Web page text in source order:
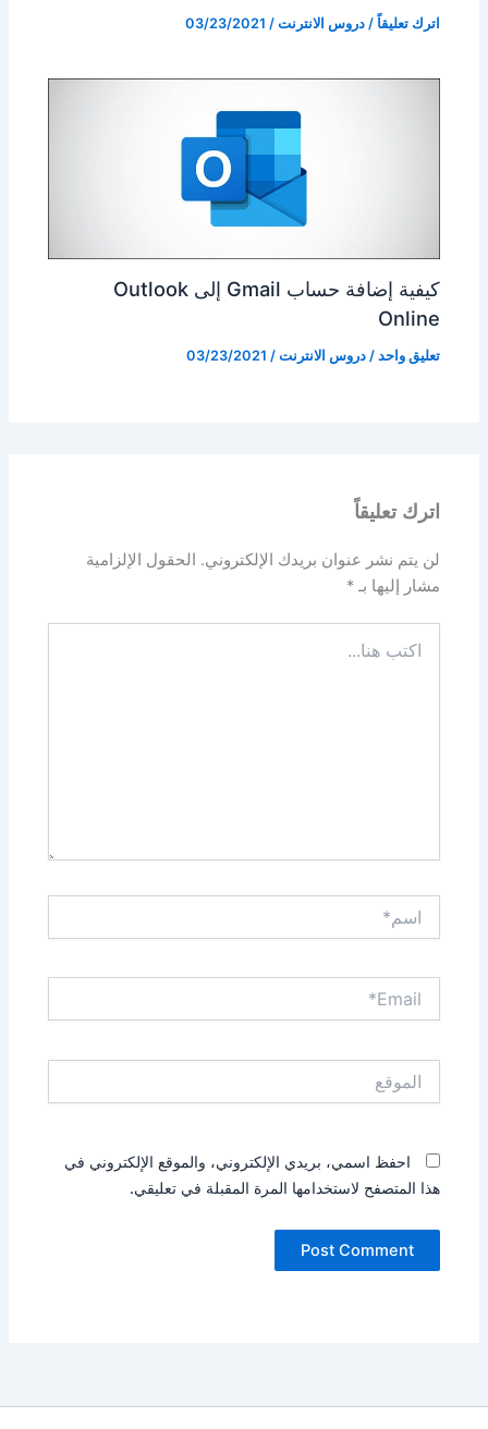
اترك تعليقاً /دروس الانترنت /
03/23/2021
كيفية إضافة حساب Gmail إلى Outlook
Online
تعليق واحد /دروس الانترنت /
03/23/2021
اترك تعليقاً
لن يتم نشر عنوان بريدك الإلكتروني. الحقول الإلزامية
مشار إليها بـ*
هنا...
احفظ اسمي، بريدي الإلكتروني، والموقع الإلكتروني في
هذا المتصفح لاستخدامها المرة المقبلة في تعليقي.